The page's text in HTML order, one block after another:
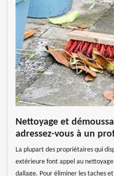
Nettoyage et
adressez-vous à un
La plupart des propriétaires qui
extérieure font appel au
dallage. Pour éliminer les taches